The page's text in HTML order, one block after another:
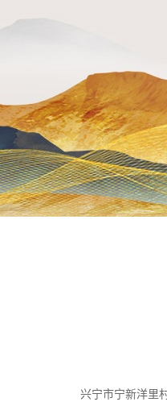
兴宁市宁新洋里